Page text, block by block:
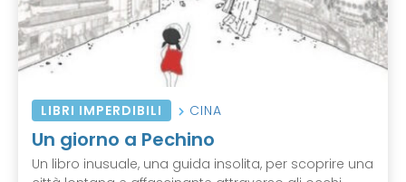
LIBRI IMPERDIBILI CINA
Un giorno a Pechino
Un libro inusuale, una guida insolita, per scoprire una